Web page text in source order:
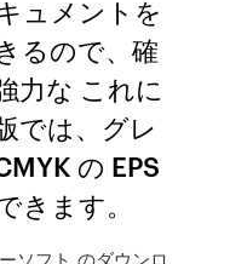
ュメントを
るので、確
力な これに
では、グレ
の EPS
きます。
ソフト のダウンロ